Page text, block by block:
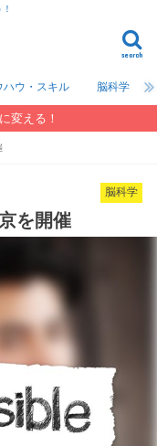
search
ハウ・スキル 脳科学
変える！
脳科学
を開催